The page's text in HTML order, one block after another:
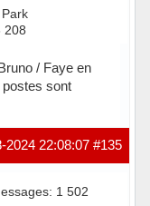
208
/ Faye en
sont
#135
2024 22:08:07
1 502